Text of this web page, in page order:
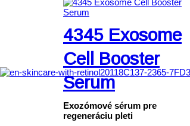
4345 Exosome
Cell Booster
Serum
Exozómové sérum pre
regeneráciu pleti